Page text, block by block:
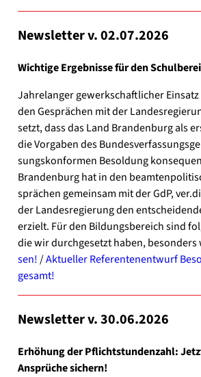
News­let­ter v. 02.07.2026
Wich­ti­ge Ergeb­nis­se für den
Jah­re­lan­ger gewerk­schaft­li­cher Ein­satz
den Gesprä­chen mit der
setzt, dass das Land Bran­den­burg als
die Vor­ga­ben des
sungs­kon­for­men Besol­dung
Bran­den­burg hat in den
sprä­chen gemein­sam mit der GdP,
der Lan­des­re­gie­rung den
erzielt. Für den Bil­dungs­be­reich sind
die wir durch­ge­setzt haben, beson­ders
sen!/Aktu­el­ler Refe­ren­ten­ent­wurf
gesamt!
News­let­ter v. 30.06.2026
Erhö­hung der Pflicht­stun­den­zahl:
Ansprü­che sichern!